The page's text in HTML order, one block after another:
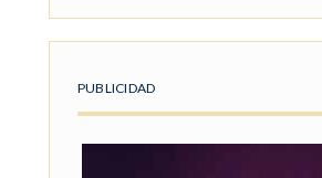
PUBLICIDAD